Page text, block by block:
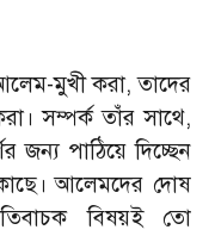
মুখী করা,তাদের
সম্পর্ক তাঁর সাথে,
জন্য পাঠিয়ে দিচ্ছেন
আলেমদের দোষ
বিষয়ই তো